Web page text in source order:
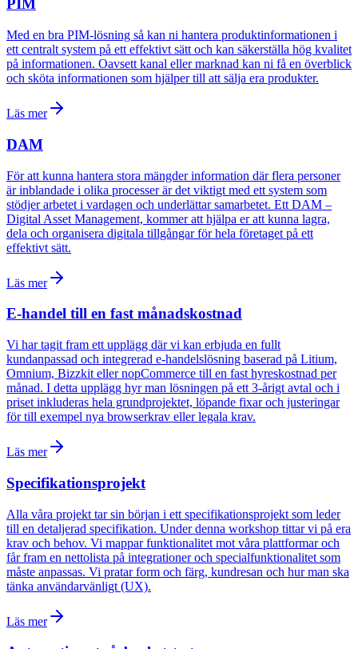
PIM
Med en bra PIM-lösning så kan ni hantera produktinformationen i
ett centralt system på ett effektivt sätt och kan säkerställa hög kvalitet
på informationen. Oavsett kanal eller marknad kan ni få en överblick
och sköta informationen som hjälper till att sälja era produkter.
Läs mer
DAM
För att kunna hantera stora mängder information där flera personer
är inblandade i olika processer är det viktigt med ett system som
stödjer arbetet i vardagen och underlättar samarbetet. Ett DAM –
Digital Asset Management, kommer att hjälpa er att kunna lagra,
dela och organisera digitala tillgångar för hela företaget på ett
effektivt sätt.
Läs mer
E-handel till en fast månadskostnad
Vi har tagit fram ett upplägg där vi kan erbjuda en fullt
kundanpassad och integrerad e-handelslösning baserad på Litium,
Omnium, Bizzkit eller nopCommerce till en fast hyreskostnad per
månad. I detta upplägg hyr man lösningen på ett 3-årigt avtal och i
priset inkluderas hela grundprojektet, löpande fixar och justeringar
för till exempel nya browserkrav eller legala krav.
Läs mer
Specifikationsprojekt
Alla våra projekt tar sin början i ett specifikationsprojekt som leder
till en detaljerad specifikation. Under denna workshop tittar vi på era
krav och behov. Vi mappar funktionalitet mot våra plattformar och
får fram en nettolista på integrationer och specialfunktionalitet som
måste anpassas. Vi pratar form och färg, kundresan och hur man ska
tänka användarvänligt (UX).
Läs mer